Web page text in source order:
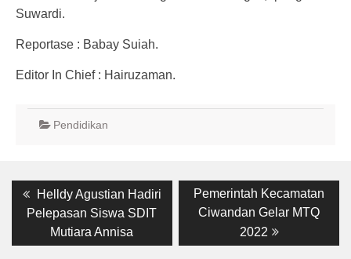
Suwardi.
Reportase : Babay Suiah.
Editor In Chief : Hairuzaman.
Pendidikan
Post
navigation
Previous
post:
Helldy Agustian Hadiri
Pelepasan Siswa SDIT
Mutiara Annisa
Next
post:
Pemerintah Kecamatan
Ciwandan Gelar MTQ
2022